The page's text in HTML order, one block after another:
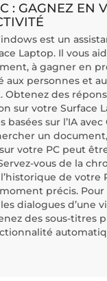
: GAGNEZ EN
est un
Laptop. Il vous
à gagner en
aux personnes et
Obtenez des
sur votre Surface
basées sur l’IA
un
votre PC peut
vous de la
de votre
précis. Pour
dialogues d’une
des sous-titres